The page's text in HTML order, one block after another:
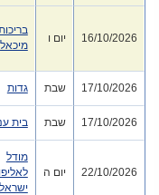
16/10/2026 יום ו
מיכאל
17/10/2026 שבת גדות
17/10/2026 שבת בית
22/10/2026 יום ה
מודל
ישראל